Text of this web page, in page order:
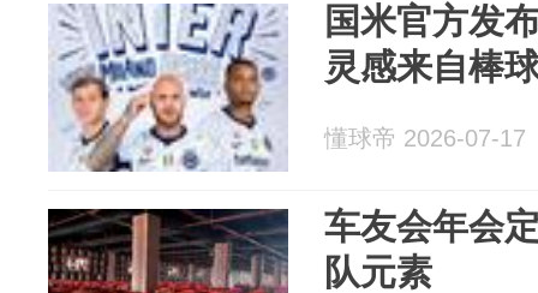
国米官方发
灵感来自棒
懂球帝 2026-07-17
车友会年会
队元素